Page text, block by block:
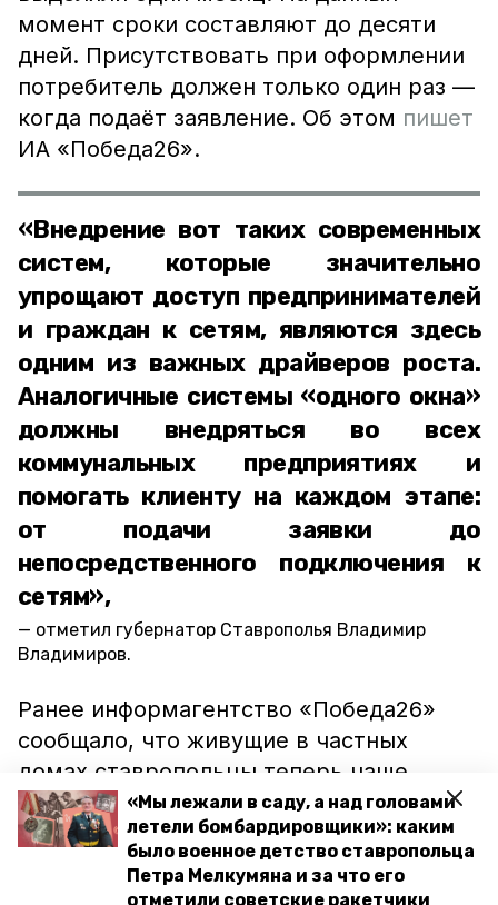
«Мы лежали в саду, а над головами
летели бомбардировщики»: каким
было военное детство ставропольца
Петра Мелкумяна и за что его
отметили советские ракетчики
момент сроки составляют до десяти
дней. Присутствовать при оформлении
потребитель должен только один раз —
когда подаёт заявление. Об этом пишет
ИА «Победа26».
«Внедрение вот таких современных
систем, которые значительно
упрощают доступ предпринимателей
и граждан к сетям, являются здесь
одним из важных драйверов роста.
Аналогичные системы «одного окна»
должны внедряться во всех
коммунальных предприятиях и
помогать клиенту на каждом этапе:
от подачи заявки до
непосредственного подключения к
сетям»,
отметил губернатор Ставрополья Владимир
Владимиров.
Ранее информагентство «Победа26»
сообщало, что живущие в частных
домах ставропольцы теперь чаще
пользуютсяединой платёжкой.
ставропольский край